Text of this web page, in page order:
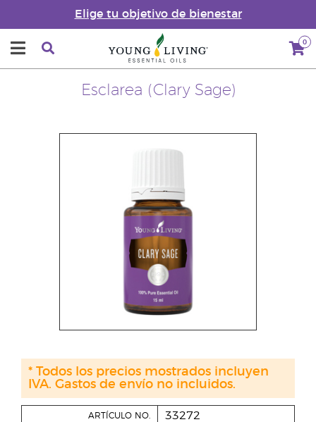
Elige tu objetivo de bienestar
0
Esclarea (Clary Sage)
ARTÍCULO NO. 33272
* Todos los precios mostrados incluyen
IVA. Gastos de envío no incluidos.